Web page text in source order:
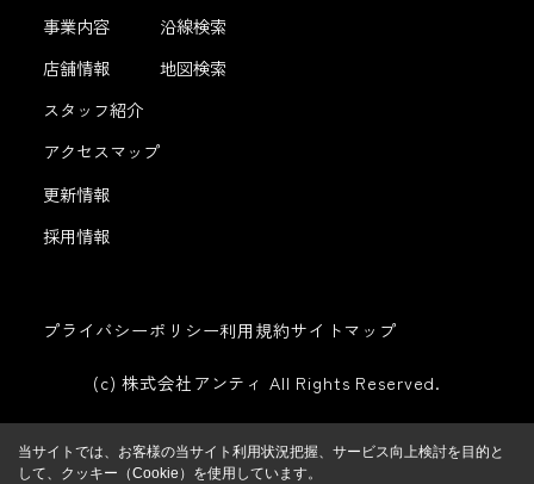
事業内容
店舗情報
スタッフ紹介
アクセスマップ
更新情報
採用情報
沿線検索
地図検索
プライバシーポリシー利用規約サイトマップ
(c) 株式会社アンティ All Rights Reserved.
当サイトでは、お客様の当サイト利用状況把握、サービス向上検討を目的と
して、クッキー（Cookie）を使用しています。